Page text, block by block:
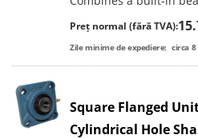
Preț normal (fără TVA):
Zile minime de expediere: circa 8
Square Flanged
Cylindrical Hole